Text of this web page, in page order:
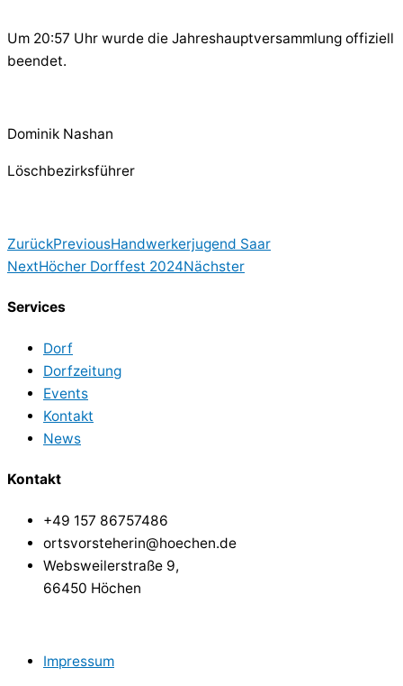
Um 20:57 Uhr wurde die Jahreshauptversammlung offiziell
beendet.
Dominik Nashan
Löschbezirksführer
ZurückPreviousHandwerkerjugend Saar
NextHöcher Dorffest 2024Nächster
Services
Dorf
Dorfzeitung
Events
Kontakt
News
Kontakt
+49 157 86757486
ortsvorsteherin@hoechen.de
Websweilerstraße 9,
66450 Höchen
Impressum